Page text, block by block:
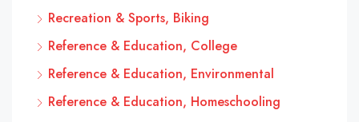
Recreation & Sports, Biking
Reference & Education, College
Reference & Education, Environmental
Reference & Education, Homeschooling